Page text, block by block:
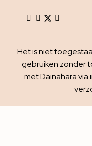
Het is niet
gebruiken zonder
met Dainahara via